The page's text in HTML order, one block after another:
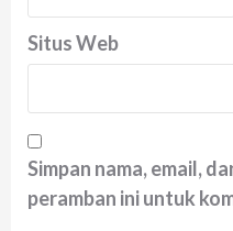
Situs Web
Simpan nama, email,
peramban ini untuk